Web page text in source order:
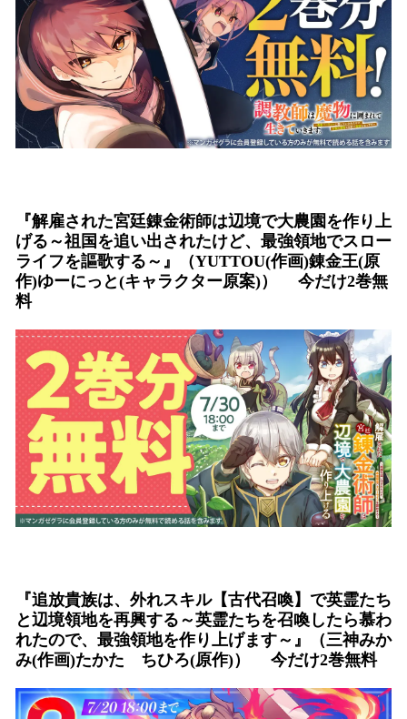
『解雇された宮廷錬金術師は辺境で大農園を作り上
げる～祖国を追い出されたけど、最強領地でスロー
ライフを謳歌する～』（YUTTOU(作画)錬金王(原
作)ゆーにっと(キャラクター原案)） 今だけ2巻無
料
『追放貴族は、外れスキル【古代召喚】で英霊たち
と辺境領地を再興する～英霊たちを召喚したら慕わ
れたので、最強領地を作り上げます～』（三神みか
み(作画)たかた ちひろ(原作)） 今だけ2巻無料